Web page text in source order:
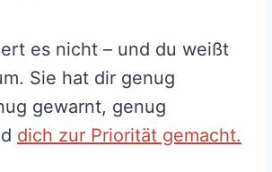
es nicht – und du weißt
Sie hat dir genug
gewarnt, genug
dich zur Priorität gemacht.